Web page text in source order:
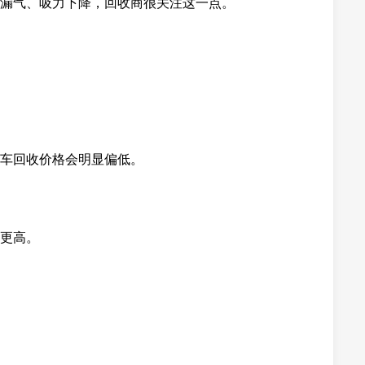
气、吸力下降，回收商很关注这一点。
回收价格会明显偏低。
高。